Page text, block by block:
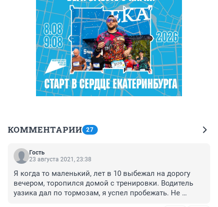
КОММЕНТАРИИ 27
Гость
23 августа 2021, 23:38
Я когда то маленький, лет в 10 выбежал на дорогу
вечером, торопился домой с тренировки. Водитель
уазика дал по тормозам, я успел пробежать. Не